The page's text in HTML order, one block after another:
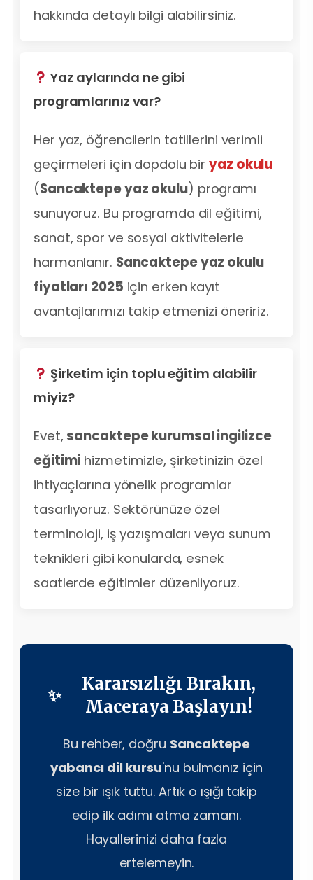
hakkında detaylı bilgi alabilirsiniz.
Yaz aylarında ne gibi
programlarınız var?
Her yaz, öğrencilerin tatillerini verimli
geçirmeleri için dopdolu biryaz okulu
(Sancaktepe yaz okulu) programı
sunuyoruz. Bu programda dil eğitimi,
sanat, spor ve sosyal aktivitelerle
harmanlanır. Sancaktepe yaz okulu
fiyatları 2025 için erken kayıt
avantajlarımızı takip etmenizi öneririz.
Şirketim için toplu eğitim alabilir
miyiz?
Evet,sancaktepe kurumsal ingilizce
eğitimi hizmetimizle, şirketinizin özel
ihtiyaçlarına yönelik programlar
tasarlıyoruz. Sektörünüze özel
terminoloji, iş yazışmaları veya sunum
teknikleri gibi konularda, esnek
saatlerde eğitimler düzenliyoruz.
Kararsızlığı Bırakın,
Maceraya Başlayın!
Bu rehber, doğru Sancaktepe
yabancı dil kursu'nu bulmanız için
size bir ışık tuttu. Artık o ışığı takip
edip ilk adımı atma zamanı.
Hayallerinizi daha fazla
ertelemeyin.